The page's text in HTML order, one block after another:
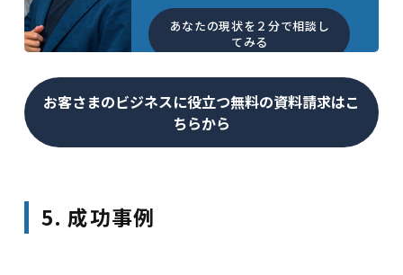
あなたの現状を２分で相談し
てみる
お客さまのビジネスに役立つ無料の資料請求はこ
ちらから
5. 成功事例